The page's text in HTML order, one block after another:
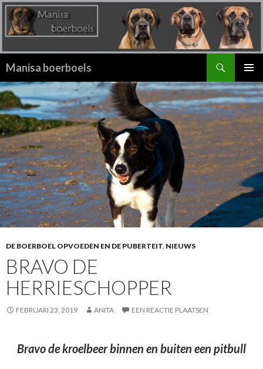
Manisa boerboels
MENU
NAAR
INHOUD
DE BOERBOEL OPVOEDEN EN DE PUBERTEIT, NIEUWS
BRAVO DE
HERRIESCHOPPER
FEBRUARI 23, 2019 ANITA EEN REACTIE PLAATSEN
Bravo de kroelbeer binnen en buiten een pitbull